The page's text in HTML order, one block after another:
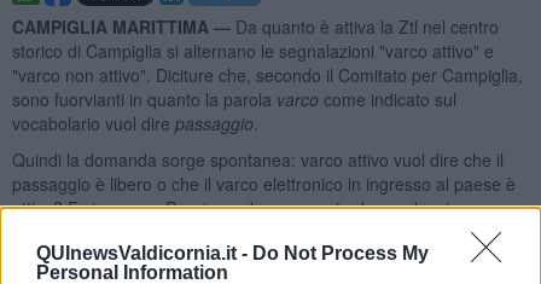
QUInewsValdicornia.it - Do Not Process My
Personal Information
CAMPIGLIA MARITTIMA — Da quanto è attiva la Ztl nel centro
storico di Campiglia si alternano le segnalazioni "varco attivo" e
"varco non attivo". Diciture che, secondo il Comitato per Campiglia,
sono fuorvianti in quanto la parola varco come indicato sul
vocabolario vuol dire passaggio
Quindi la domanda sorge spontanea: varco attivo vuol dire che il
passaggio è libero o che il varco elettronico in ingresso al paese è
attivo? E viceversa. Per rispondere a questa domanda, siamo
andati a cercare le dritte dell'Amministrazione in fatto di Ztl (leggi
l'articolo consigliato).